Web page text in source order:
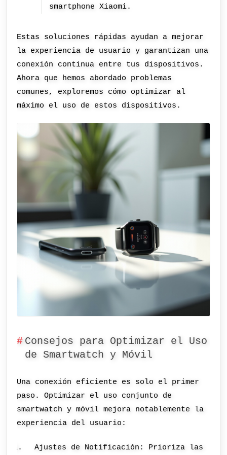
smartphone Xiaomi.
Estas soluciones rápidas ayudan a mejorar
la experiencia de usuario y garantizan una
conexión continua entre tus dispositivos.
Ahora que hemos abordado problemas
comunes, exploremos cómo optimizar al
máximo el uso de estos dispositivos.
Consejos para Optimizar el Uso
de Smartwatch y Móvil
Una conexión eficiente es solo el primer
paso. Optimizar el uso conjunto de
smartwatch y móvil mejora notablemente la
experiencia del usuario:
Ajustes de Notificación: Prioriza las